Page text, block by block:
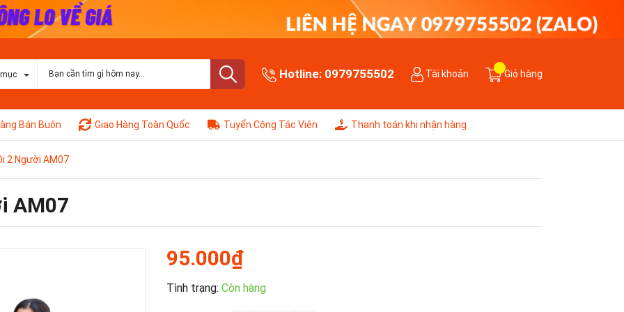
Hotline: 0979755502 Tài khoản Giỏ hàng
Bán Buôn Giao Hàng Toàn Quốc Tuyển Cộng Tác Viên Thanh toán khi nhận hàng
2 Người AM07
AM07
95.000₫
Tình trạng: Còn hàng